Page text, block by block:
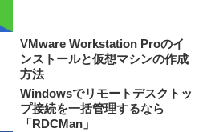
VMware Workstation Proのイ
ンストールと仮想マシンの作成
方法
Windowsでリモートデスクトッ
プ接続を一括管理するなら
「RDCMan」